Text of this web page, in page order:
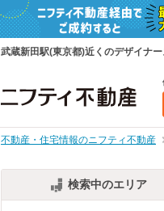
武蔵新田駅(東京都)近くのデザイナ
不動産・住宅情報のニフティ不動産
検索中のエリア